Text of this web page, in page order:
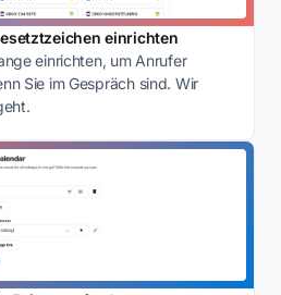
einrichten
einrichten, um Anrufer
Sie im Gespräch sind. Wir